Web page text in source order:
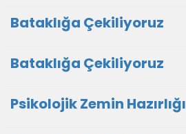
Bataklığa Çekiliyoruz
Bataklığa Çekiliyoruz
Psikolojik Zemin Hazırlığı